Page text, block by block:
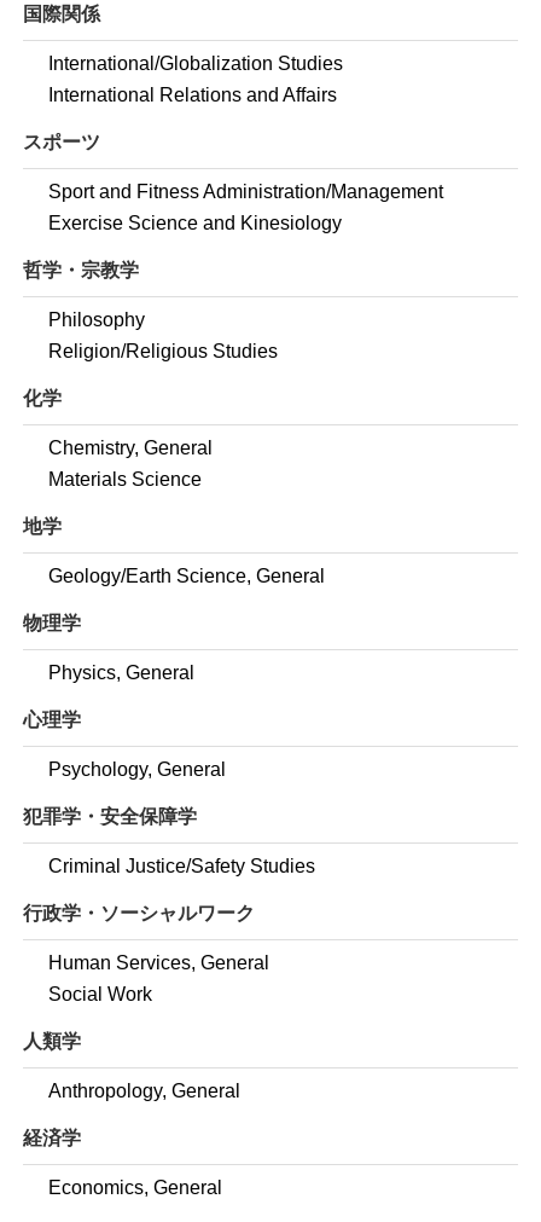
国際関係
International/Globalization Studies
International Relations and Affairs
スポーツ
Sport and Fitness Administration/Management
Exercise Science and Kinesiology
哲学・宗教学
Philosophy
Religion/Religious Studies
化学
Chemistry, General
Materials Science
地学
Geology/Earth Science, General
物理学
Physics, General
心理学
Psychology, General
犯罪学・安全保障学
Criminal Justice/Safety Studies
行政学・ソーシャルワーク
Human Services, General
Social Work
人類学
Anthropology, General
経済学
Economics, General